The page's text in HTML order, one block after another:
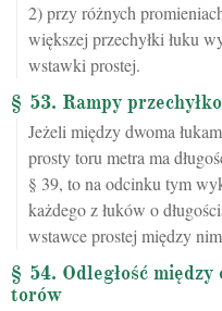
2) przy różnych
większej przechyłki łuku
wstawki prostej.
§ 53. Rampy
Jeżeli między dwoma
prosty toru metra ma
§ 39, to na odcinku tym
każdego z łuków o
wstawce prostej między
§ 54. Odległość
torów